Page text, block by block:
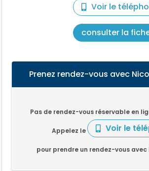
Voir le
consulter la
Prenez rendez-vous avec
Pas de rendez-vous réservable en
Appelez le Voir le
pour prendre un rendez-vous